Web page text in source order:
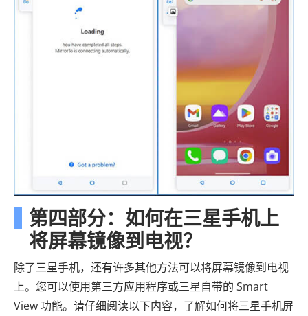
第四部分：如何在三星手机上
将屏幕镜像到电视？
除了三星手机，还有许多其他方法可以将屏幕镜像到电视
上。您可以使用第三方应用程序或三星自带的 Smart
View 功能。请仔细阅读以下内容，了解如何将三星手机屏